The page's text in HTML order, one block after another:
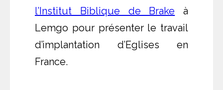
l’Institut Biblique de Brake à
Lemgo pour présenter le travail
d’implantation d’Eglises en
France.